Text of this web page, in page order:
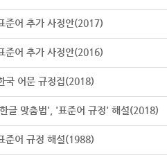
준어 추가 사정안(2017)
준어 추가 사정안(2016)
국 어문 규정집(2018)
글 맞춤법', '표준어 규정' 해설(2018)
준어 규정 해설(1988)